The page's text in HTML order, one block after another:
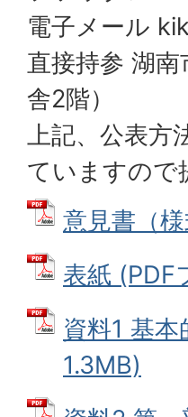
電子メール
直接持参 湖
舎2階）
上記、公表方
ていますので
意見書（
表紙 (PDF
資料1 基
1.3MB)